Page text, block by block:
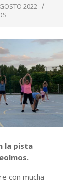
2022
la pista
con mucha